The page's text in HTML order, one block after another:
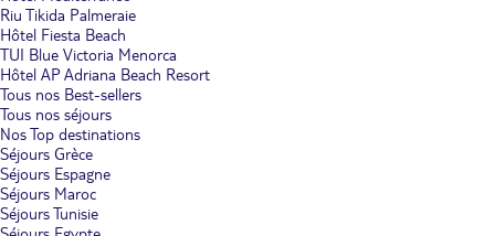
Riu Tikida Palmeraie
Hôtel Fiesta Beach
TUI Blue Victoria Menorca
Hôtel AP Adriana Beach Resort
Tous nos Best-sellers
Tous nos séjours
Nos Top destinations
Séjours Grèce
Séjours Espagne
Séjours Maroc
Séjours Tunisie